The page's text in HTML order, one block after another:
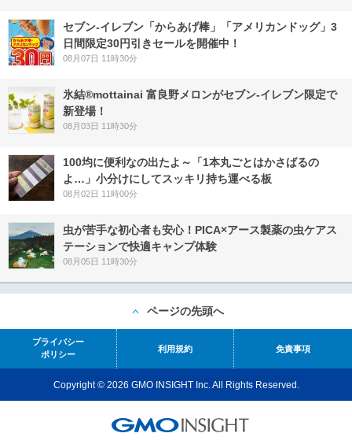
セブン‐イレブン「からあげ棒」「アメリカンドッグ」3
日間限定30円引きセールを開催中！
08月07日 11時30分
氷結®mottainai 富良野メロンがセブン‐イレブン限定で
新登場！
08月03日 11時30分
100均に便利なの出たよ～「1本丸ごとはかさばるの
よ…」小分けにしてスッキリ持ち運べる板
08月02日 11時00分
虫が苦手な初心者も安心！PICA×アース製薬の虫ケアス
テーションで快適キャンプ体験
08月05日 11時30分
ページの先頭へ
プライバシー
ポリシー
利用規約 免責事項
Copyright © 2026 GMO INSIGHT Inc. All Rights Reserved.